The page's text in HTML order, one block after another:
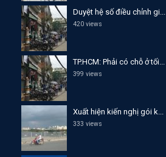
Duyệt hệ số điều chỉnh gi...
420 views
TP.HCM: Phải có chỗ ở tối...
399 views
Xuất hiện kiến nghị gói k...
333 views